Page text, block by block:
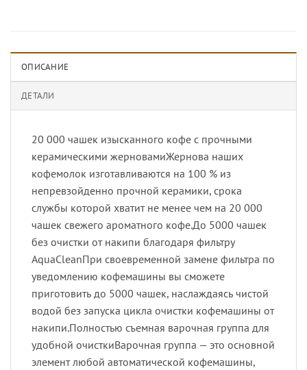
ОПИСАНИЕ
ДЕТАЛИ
20 000 чашек изысканного кофе с прочными
керамическими жерновамиЖернова наших
кофемолок изготавливаются на 100 % из
непревзойденно прочной керамики, срока
службы которой хватит не менее чем на 20 000
чашек свежего ароматного кофе.До 5000 чашек
без очистки от накипи благодаря фильтру
AquaCleanПри своевременной замене фильтра по
уведомлению кофемашины вы сможете
приготовить до 5000 чашек, наслаждаясь чистой
водой без запуска цикла очистки кофемашины от
накипи.Полностью съемная варочная группа для
удобной очисткиВарочная группа — это основной
элемент любой автоматической кофемашины,